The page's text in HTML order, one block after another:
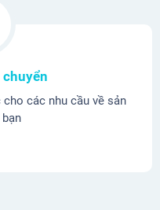
các nhu cầu về sản